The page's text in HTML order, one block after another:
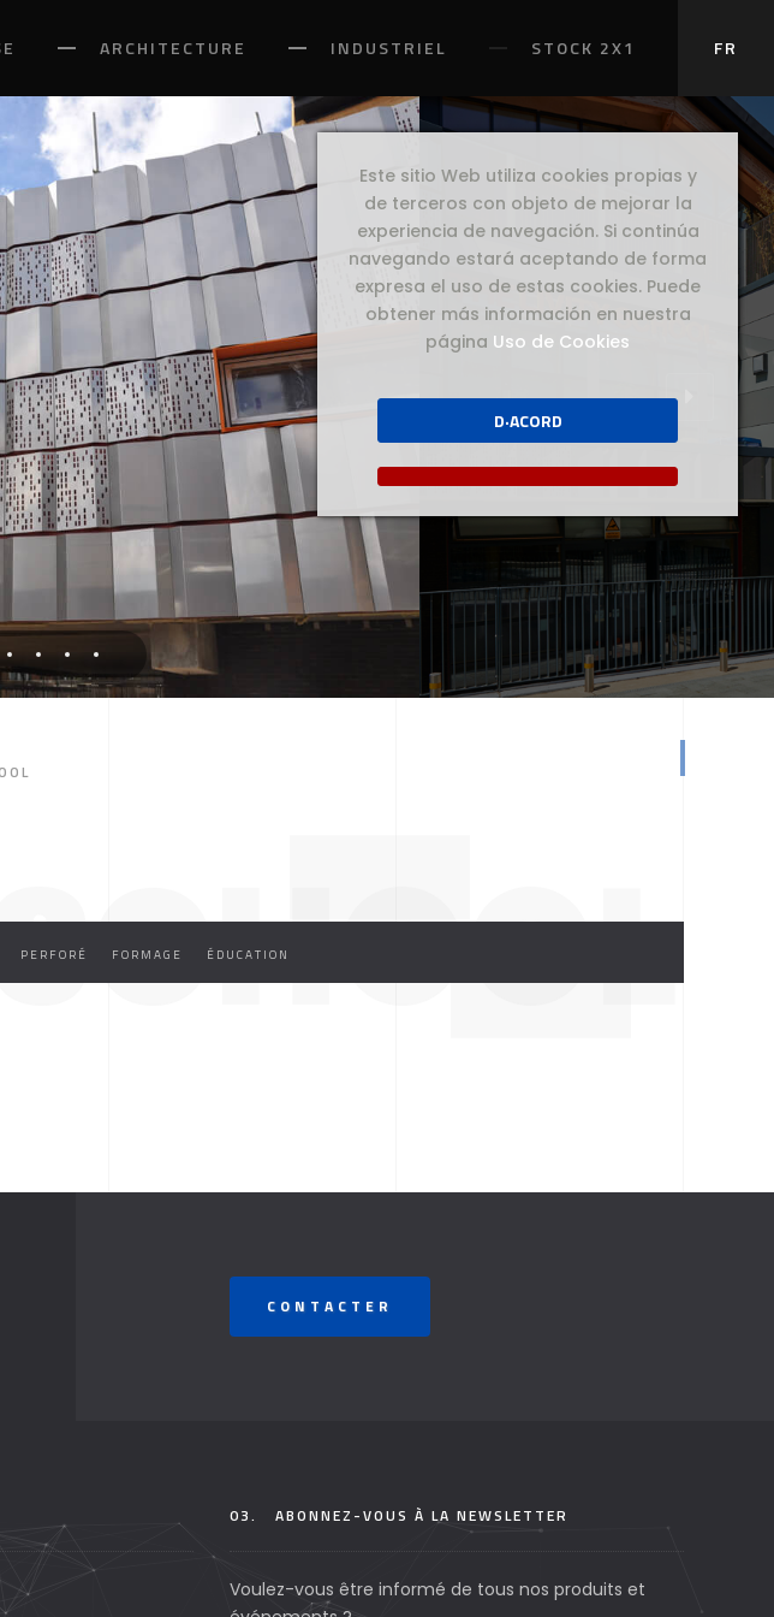
ARCHITECTURE INDUSTRIEL STOCK 2X1 FR
Este sitio Web utiliza cookies propias y
de terceros con objeto de mejorar la
experiencia de navegación. Si continúa
navegando estará aceptando de forma
expresa el uso de estas cookies. Puede
obtener más información en nuestra
página Uso de Cookies
D·ACORD
PERFORÉ FORMAGE ÉDUCATION
CONTACTER
03. ABONNEZ-VOUS À LA NEWSLETTER
Voulez-vous être informé de tous nos produits et